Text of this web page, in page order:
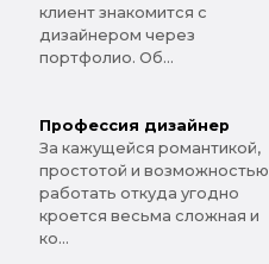
клиент знакомится с
дизайнером через
портфолио. Об...
Профессия дизайнер
За кажущейся романтикой,
простотой и возможностью
работать откуда угодно
кроется весьма сложная и
ко...